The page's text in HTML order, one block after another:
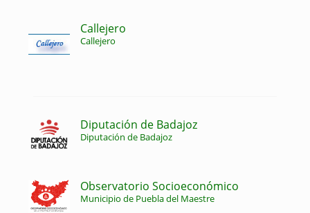
Callejero
Callejero
Diputación de Badajoz
Diputación de Badajoz
Observatorio Socioeconómico
Municipio de Puebla del Maestre